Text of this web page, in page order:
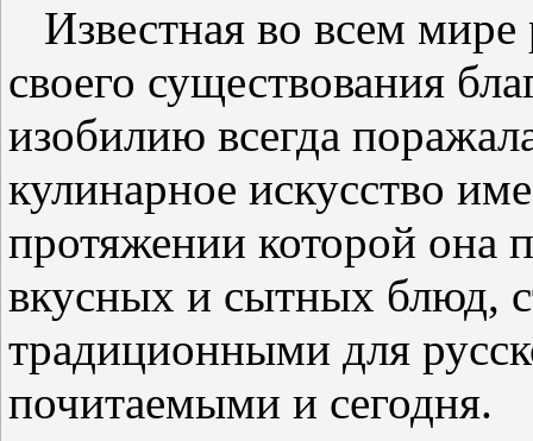
Известная во всем мире
своего существования
изобилию всегда
кулинарное искусство
протяжении которой она
вкусных и сытных блюд,
традиционными для
почитаемыми и сегодня.